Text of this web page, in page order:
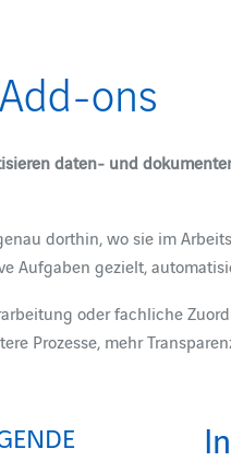
ons
daten‑ und
dorthin, wo sie im
Aufgaben gezielt,
oder fachliche
Prozesse, mehr